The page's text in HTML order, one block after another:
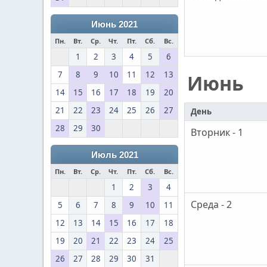
Июнь 2021
Пн. Вт. Ср. Чт. Пт. Сб. Вс.
1 2 3 4 5
6
7
8 9 10 11 12
13
14
15 16 17 18 19
20
21
22 23 24 25 26
27
28
29 30
Июль 2021
Пн. Вт. Ср. Чт. Пт. Сб. Вс.
1 2 3
4
5
6 7 8 9 10
11
12
13 14 15 16 17
18
19
20 21 22 23 24
25
26
27 28 29 30 31
Июнь
День
Вторник - 1
Среда - 2